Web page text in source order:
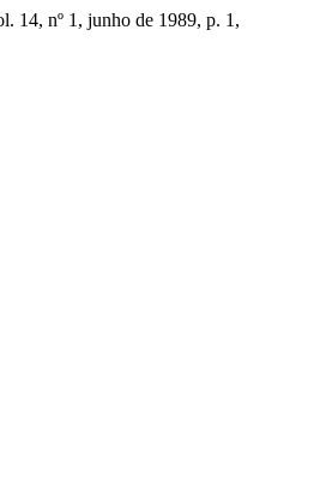
14, nº 1, junho de 1989, p. 1,